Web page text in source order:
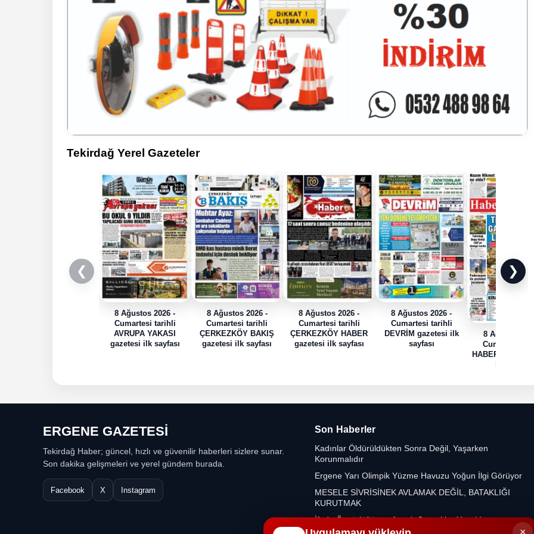
Tekirdağ Yerel Gazeteler
❮
8 Ağustos 2026 -
Cumartesi tarihli
AVRUPA YAKASI
gazetesi ilk sayfası
8 Ağustos 2026 -
Cumartesi tarihli
ÇERKEZKÖY BAKIŞ
gazetesi ilk sayfası
8 Ağustos 2026 -
Cumartesi tarihli
ÇERKEZKÖY HABER
gazetesi ilk sayfası
8 Ağustos 2026 -
Cumartesi tarihli
DEVRİM gazetesi ilk
sayfası
8 Ağustos
Cumartesi
HABER TRAK
❯
ERGENE GAZETESİ
Tekirdağ Haber; güncel, hızlı ve güvenilir haberleri sizlere sunar.
Son dakika gelişmeleri ve yerel gündem burada.
Facebook X Instagram
Son Haberler
Kadınlar Öldürüldükten Sonra Değil, Yaşarken
Korunmalıdır
Ergene Yarı Olimpik Yüzme Havuzu Yoğun İlgi Görüyor
MESELE SİVRİSİNEK AVLAMAK DEĞİL, BATAKLIĞI
KURUTMAK
İfade Özgürlüğü var Ancak Gerçekler Yasak!